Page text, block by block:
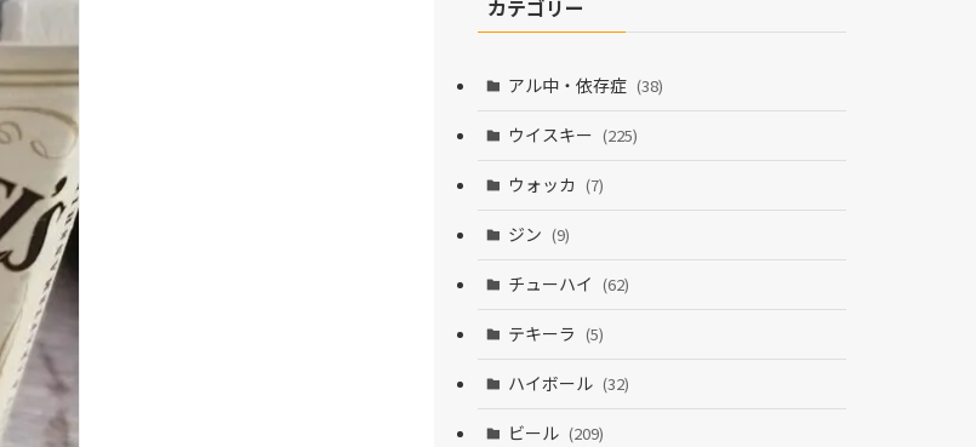
カテゴリー
アル中・依存症 (38)
ウイスキー (225)
ウォッカ (7)
ジン (9)
チューハイ (62)
テキーラ (5)
ハイボール (32)
ビール (209)